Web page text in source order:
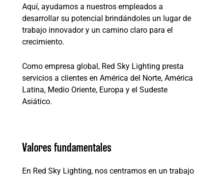
Aquí, ayudamos a nuestros empleados a
desarrollar su potencial brindándoles un lugar de
trabajo innovador y un camino claro para el
crecimiento.
Como empresa global, Red Sky Lighting presta
servicios a clientes en América del Norte, América
Latina, Medio Oriente, Europa y el Sudeste
Asiático.
Valores fundamentales
En Red Sky Lighting, nos centramos en un trabajo